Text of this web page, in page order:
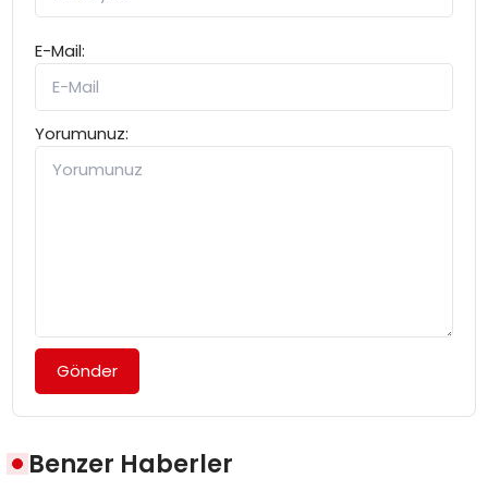
E-Mail:
Yorumunuz:
Gönder
Benzer Haberler